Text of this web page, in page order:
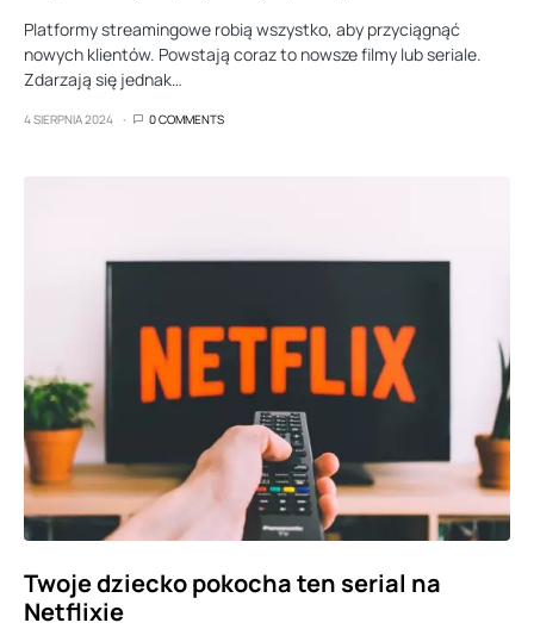
Platformy streamingowe robią wszystko, aby przyciągnąć
nowych klientów. Powstają coraz to nowsze filmy lub seriale.
Zdarzają się jednak…
4 SIERPNIA 2024 0 COMMENTS
Twoje dziecko pokocha ten serial na
Netflixie